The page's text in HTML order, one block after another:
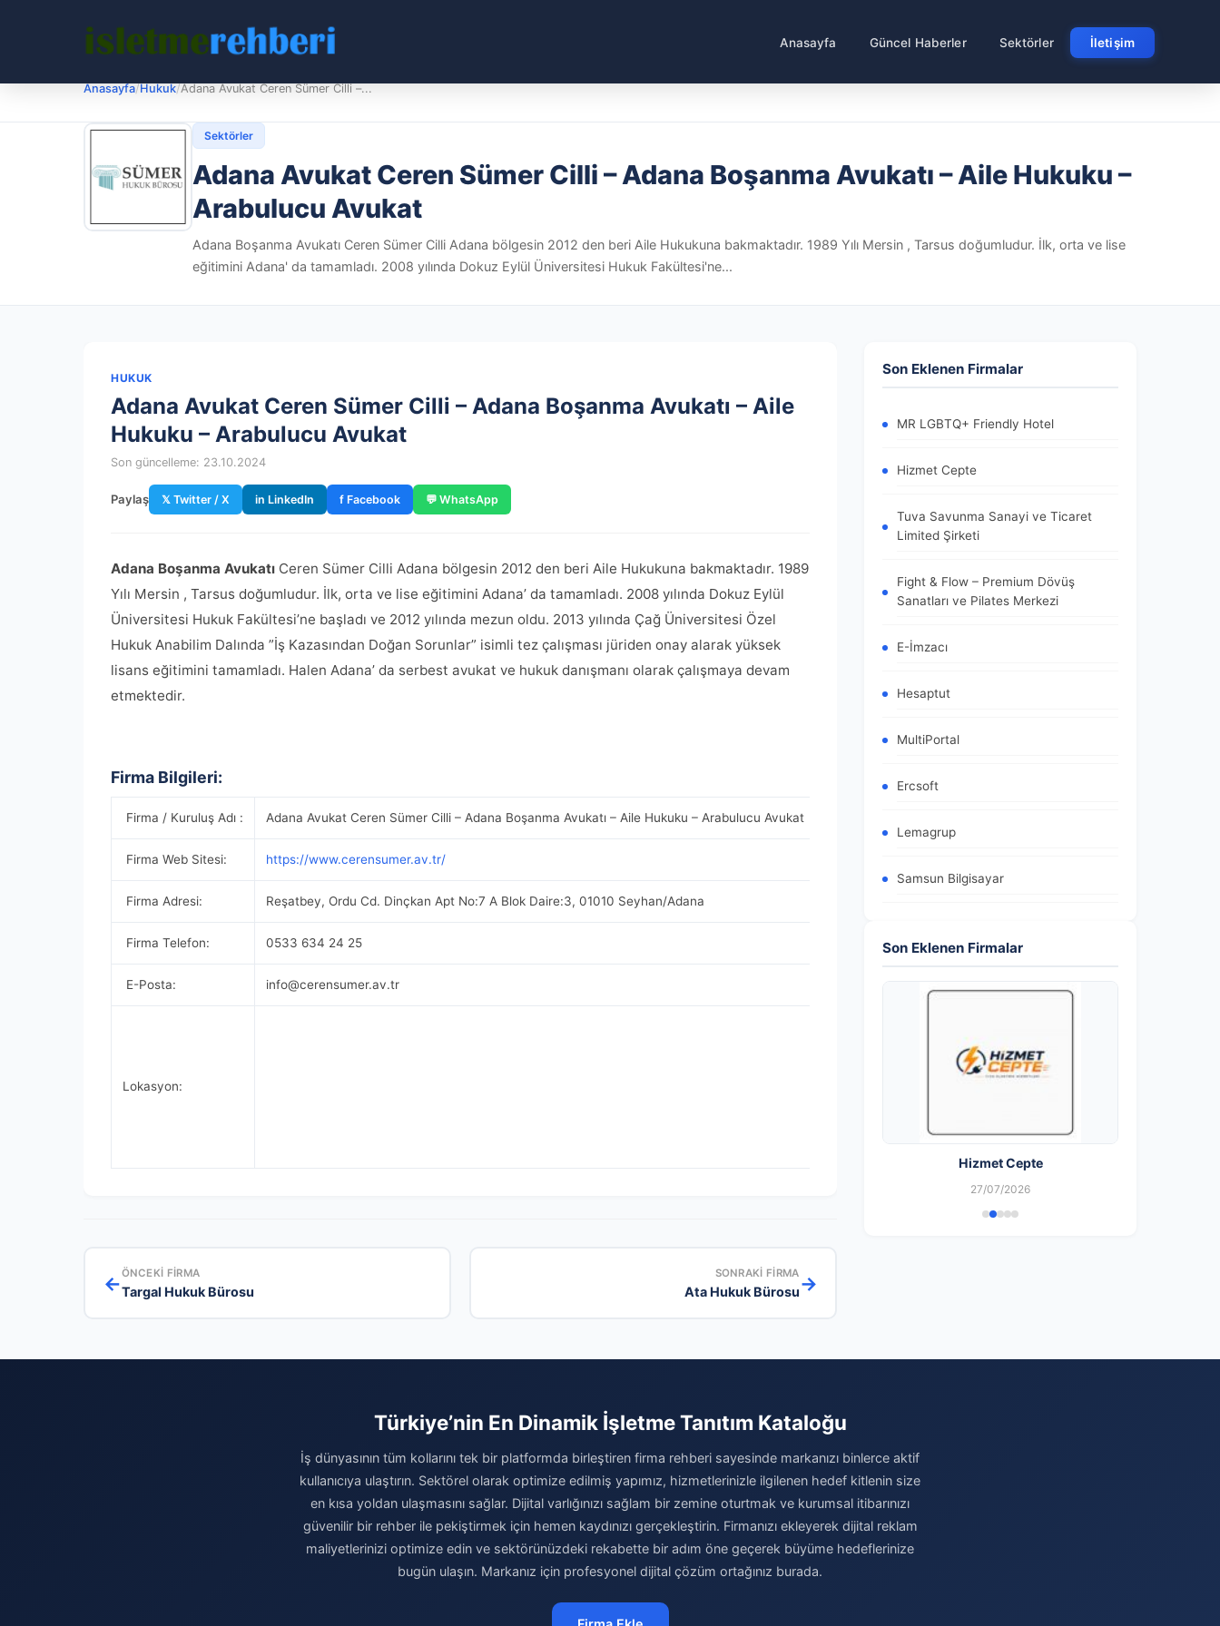
Anasayfa Güncel Haberler Sektörler İletişim
Anasayfa/Hukuk/Adana Avukat Ceren Sümer Cilli –...
Sektörler
Adana Avukat Ceren Sümer Cilli – Adana Boşanma Avukatı – Aile Hukuku –
Arabulucu Avukat
Adana Boşanma Avukatı Ceren Sümer Cilli Adana bölgesin 2012 den beri Aile Hukukuna bakmaktadır. 1989 Yılı Mersin , Tarsus doğumludur. İlk, orta ve lise
eğitimini Adana' da tamamladı. 2008 yılında Dokuz Eylül Üniversitesi Hukuk Fakültesi'ne...
HUKUK
Adana Avukat Ceren Sümer Cilli – Adana Boşanma Avukatı – Aile
Hukuku – Arabulucu Avukat
Son güncelleme: 23.10.2024
Paylaş 𝕏 Twitter / X in LinkedIn f Facebook 💬 WhatsApp
Adana Boşanma Avukatı Ceren Sümer Cilli Adana bölgesin 2012 den beri Aile Hukukuna bakmaktadır. 1989
Yılı Mersin , Tarsus doğumludur. İlk, orta ve lise eğitimini Adana’ da tamamladı. 2008 yılında Dokuz Eylül
Üniversitesi Hukuk Fakültesi’ne başladı ve 2012 yılında mezun oldu. 2013 yılında Çağ Üniversitesi Özel
Hukuk Anabilim Dalında ”İş Kazasından Doğan Sorunlar” isimli tez çalışması jüriden onay alarak yüksek
lisans eğitimini tamamladı. Halen Adana’ da serbest avukat ve hukuk danışmanı olarak çalışmaya devam
etmektedir.
Firma Bilgileri:
Firma / Kuruluş Adı : Adana Avukat Ceren Sümer Cilli – Adana Boşanma Avukatı – Aile Hukuku – Arabulucu Avukat
Firma Web Sitesi: https://www.cerensumer.av.tr/
Firma Adresi: Reşatbey, Ordu Cd. Dinçkan Apt No:7 A Blok Daire:3, 01010 Seyhan/Adana
Firma Telefon: 0533 634 24 25
E-Posta: info@cerensumer.av.tr
Lokasyon:
←ÖNCEKI FIRMA
Targal Hukuk Bürosu
SONRAKI FIRMA
Ata Hukuk Bürosu→
Son Eklenen Firmalar
MR LGBTQ+ Friendly Hotel
Hizmet Cepte
Tuva Savunma Sanayi ve Ticaret
Limited Şirketi
Fight & Flow – Premium Dövüş
Sanatları ve Pilates Merkezi
E-İmzacı
Hesaptut
MultiPortal
Ercsoft
Lemagrup
Samsun Bilgisayar
Son Eklenen Firmalar
Hizmet Cepte
27/07/2026
Türkiye’nin En Dinamik İşletme Tanıtım Kataloğu
İş dünyasının tüm kollarını tek bir platformda birleştiren firma rehberi sayesinde markanızı binlerce aktif
kullanıcıya ulaştırın. Sektörel olarak optimize edilmiş yapımız, hizmetlerinizle ilgilenen hedef kitlenin size
en kısa yoldan ulaşmasını sağlar. Dijital varlığınızı sağlam bir zemine oturtmak ve kurumsal itibarınızı
güvenilir bir rehber ile pekiştirmek için hemen kaydınızı gerçekleştirin. Firmanızı ekleyerek dijital reklam
maliyetlerinizi optimize edin ve sektörünüzdeki rekabette bir adım öne geçerek büyüme hedeflerinize
bugün ulaşın. Markanız için profesyonel dijital çözüm ortağınız burada.